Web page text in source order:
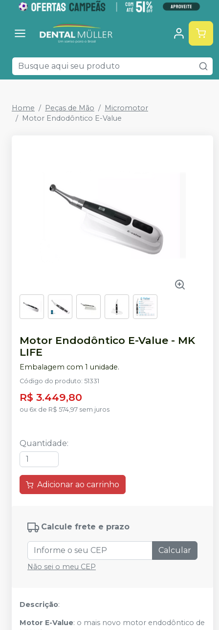
Home Peças de Mão
Micromotor
Motor Endodôntico E-Value
Motor Endodôntico E-Value - MK
LIFE
Embalagem com 1 unidade.
Código do produto: 51331
R$ 3.449,80
ou 6x de R$ 574,97 sem juros
Quantidade:
Adicionar ao carrinho
Calcule frete e prazo
Calcular
Não sei o meu CEP
Descrição:
Motor E-Value: o mais novo motor endodôntico de